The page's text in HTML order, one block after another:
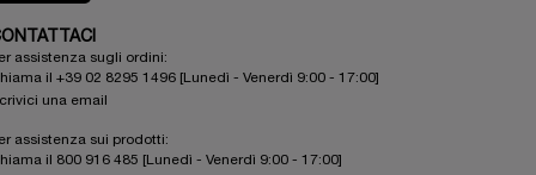
assistenza sugli ordini:
il +39 02 8295 1496 [Lunedì - Venerdì 9:00 - 17:00]
una email
assistenza sui prodotti:
il 800 916 485 [Lunedì - Venerdì 9:00 - 17:00]